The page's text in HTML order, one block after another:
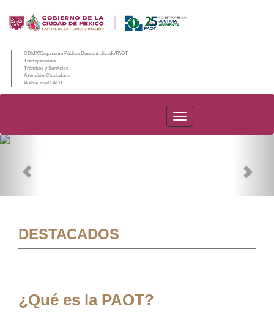
CDMX/Organismo Público Descentralizado/PAOT
Transparencia
Trámites y Servicios
Atención Ciudadana
Web e-mail PAOT
PAOT
DESTACADOS
¿Qué es la PAOT?